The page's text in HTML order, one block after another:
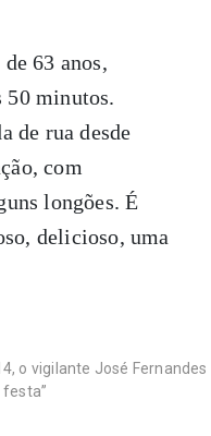
63 anos,
50 minutos.
de rua desde
com
longões. É
delicioso, uma
o vigilante José